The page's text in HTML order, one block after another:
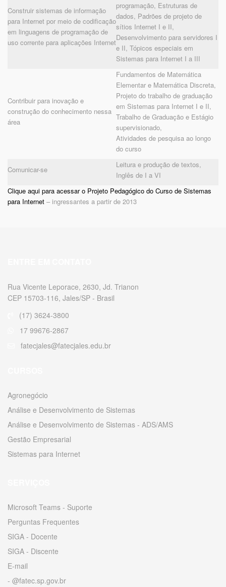
Construir sistemas de informação
para Internet por meio de codificação
em linguagens de programação de
uso corrente para aplicações Internet
programação, Estruturas de
dados, Padrões de projeto de
sítios Internet I e II,
Desenvolvimento para servidores I
e II, Tópicos especiais em
Sistemas para Internet I a III
Contribuir para inovação e
construção do conhecimento nessa
área
Fundamentos de Matemática
Elementar e Matemática Discreta,
Projeto do trabalho de graduação
em Sistemas para Internet I e II,
Trabalho de Graduação e Estágio
supervisionado,
Atividades de pesquisa ao longo
do curso
Comunicar-se
Leitura e produção de textos,
Inglês de I a VI
Clique aqui para acessar o Projeto Pedagógico do Curso de Sistemas
para Internet – ingressantes a partir de 2013
Rua Vicente Leporace, 2630, Jd. Trianon
CEP 15703-116, Jales/SP - Brasil
(17) 3624-3800
17 99676-2867
fatecjales@fatecjales.edu.br
Agronegócio
Análise e Desenvolvimento de Sistemas
Análise e Desenvolvimento de Sistemas - ADS/AMS
Gestão Empresarial
Sistemas para Internet
Microsoft Teams - Suporte
Perguntas Frequentes
SIGA - Docente
SIGA - Discente
E-mail
- @fatec.sp.gov.br